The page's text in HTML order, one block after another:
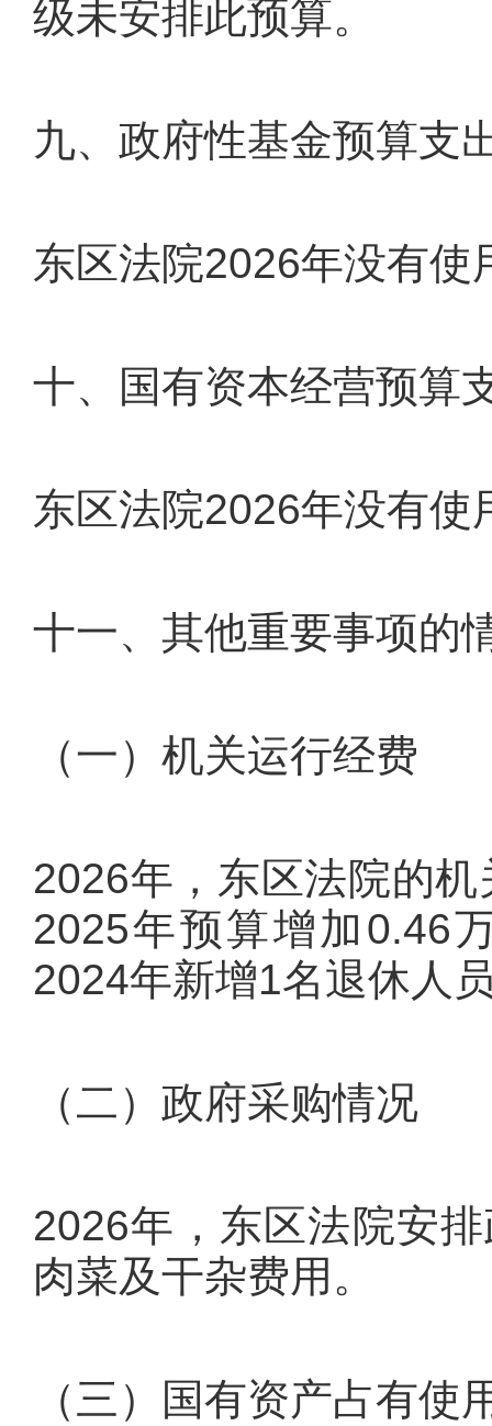
级未安排此预算。
九、政府性基金预算支
东区法院2026年没有
十、国有资本经营预算
东区法院2026年没有
十一、其他重要事项的
（一）机关运行经费
2026年，东区法院的
2025年预算增加0.46
2024年新增1名退休人
（二）政府采购情况
2026年，东区法院安
肉菜及干杂费用。
（三）国有资产占有使